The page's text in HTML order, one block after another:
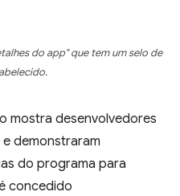
do app" que tem um selo de
mostra desenvolvedores
demonstraram
do programa para
concedido